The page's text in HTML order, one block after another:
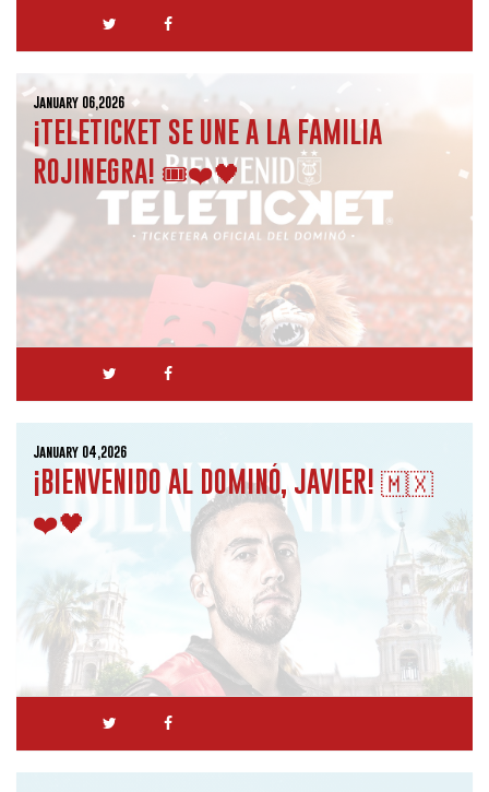
January 06,2026
¡TELETICKET SE UNE A LA FAMILIA
ROJINEGRA! 🎟️❤️🖤
January 04,2026
¡BIENVENIDO AL DOMINÓ, JAVIER! 🇲🇽
❤️🖤